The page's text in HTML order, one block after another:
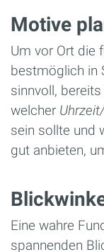
Motive
Um vor Ort die
bestmöglich in
sinnvoll,
welcher
sein sollte und
gut anbieten,
Eine wahre
spannenden